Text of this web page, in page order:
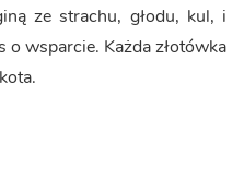
ze strachu, głodu, kul, i
wsparcie. Każda złotówka